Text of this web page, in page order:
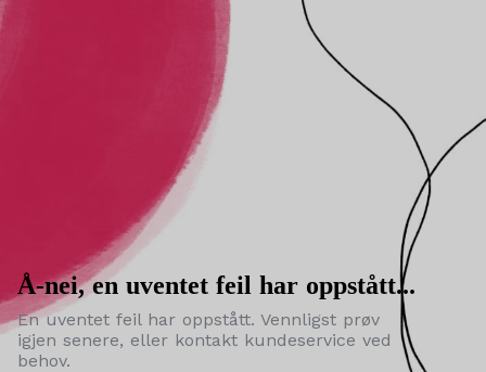
Å-nei, en uventet feil har oppstått...
En uventet feil har oppstått. Vennligst prøv
igjen senere, eller kontakt kundeservice ved
behov.